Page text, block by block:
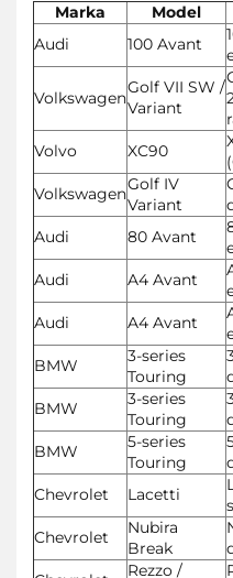
Marka Model
Audi
100 Avant
Volkswagen
Golf VII SW /
Variant
Volvo
XC90
VolkswagenGolf IV
Variant
Audi
80 Avant
Audi
A4 Avant
Audi
A4 Avant
BMW
3-series
Touring
BMW
3-series
Touring
BMW
5-series
Touring
Chevrolet
Lacetti
Chevrolet
Nubira
Break
Rezzo /